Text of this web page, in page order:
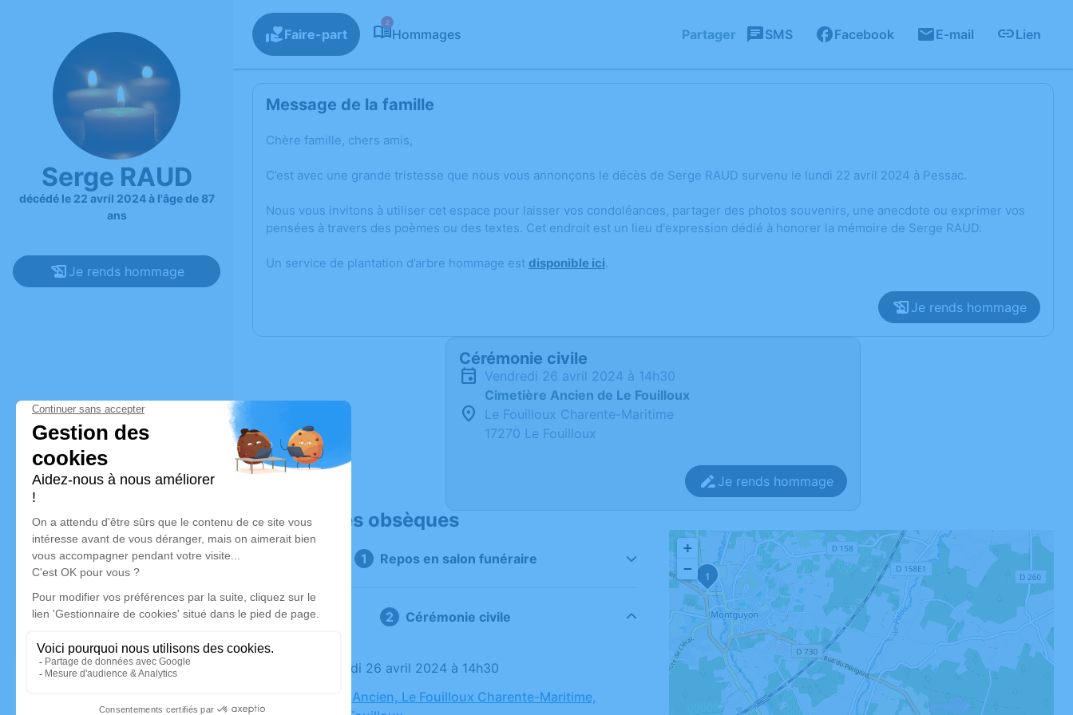
Serge RAUD
décédé le 22 avril 2024 à l'âge de 87
ans
Je rends hommage
Faire-part
2
Hommages Partager SMS Facebook E-mail Lien
Message de la famille
Chère famille, chers amis,
C’est avec une grande tristesse que nous vous annonçons le décès de Serge RAUD survenu le lundi 22 avril 2024 à Pessac.
Nous vous invitons à utiliser cet espace pour laisser vos condoléances, partager des photos souvenirs, une anecdote ou exprimer vos
pensées à travers des poèmes ou des textes. Cet endroit est un lieu d'expression dédié à honorer la mémoire de Serge RAUD.
Un service de plantation d’arbre hommage est disponible ici.
Je rends hommage
Cérémonie civile
vendredi 26 avril 2024 à 14h30
Cimetière Ancien de Le Fouilloux
Le Fouilloux Charente-Maritime
17270 Le Fouilloux
Je rends hommage
Déroulé des obsèques
Repos en salon funéraire
Cérémonie civile
Le vendredi 26 avril 2024 à 14h30
Cimetière Ancien, Le Fouilloux Charente-Maritime,
1
+
−